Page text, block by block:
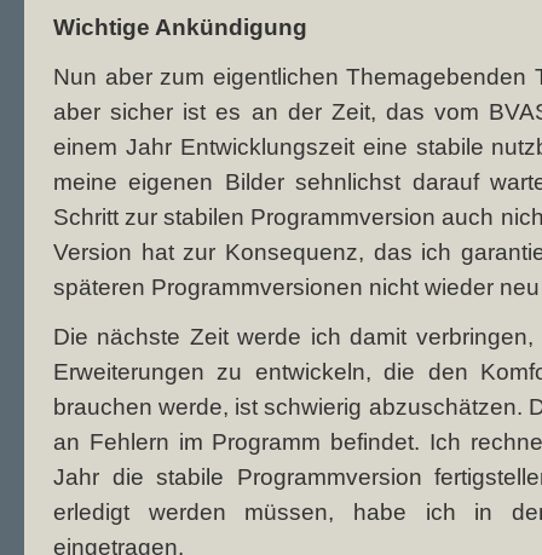
Wichtige Ankündigung
Nun aber zum eigentlichen Themagebenden
aber sicher ist es an der Zeit, das vom
einem Jahr Entwicklungszeit eine stabile
meine eigenen Bilder sehnlichst darauf
Schritt zur stabilen Programmversion auch
Version hat zur Konsequenz, das ich
späteren Programmversionen nicht wieder
Die nächste Zeit werde ich damit
Erweiterungen zu entwickeln, die den
brauchen werde, ist schwierig abzuschätzen.
an Fehlern im Programm befindet. Ich
Jahr die stabile Programmversion
erledigt werden müssen, habe ich in
eingetragen.